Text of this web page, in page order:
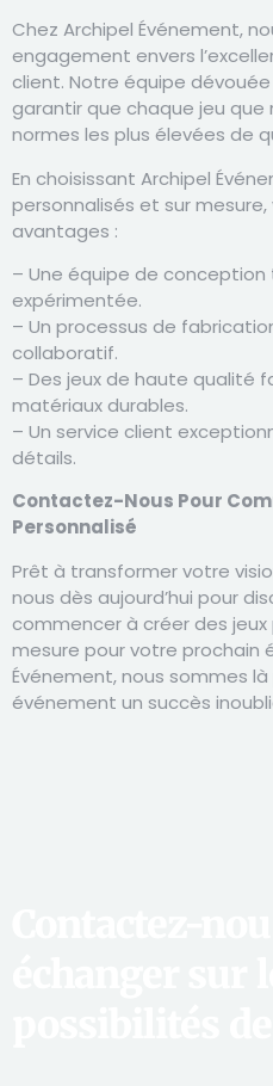
Chez Archipel Événement,
engagement envers
client. Notre équipe
garantir que chaque jeu que
normes les plus élevées de
En choisissant Archipel
personnalisés et sur
avantages :
– Une équipe de
expérimentée.
– Un processus de
collaboratif.
– Des jeux de haute qualité
matériaux durables.
– Un service client
détails.
Contactez-Nous Pour
Personnalisé
Prêt à transformer votre
nous dès aujourd’hui pour
commencer à créer des
mesure pour votre prochain
Événement, nous sommes
événement un succès